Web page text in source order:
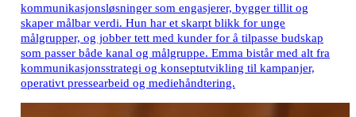
kommunikasjonsløsninger som engasjerer, bygger tillit og
skaper målbar verdi. Hun har et skarpt blikk for unge
målgrupper, og jobber tett med kunder for å tilpasse budskap
som passer både kanal og målgruppe. Emma bistår med alt fra
kommunikasjonsstrategi og konseptutvikling til kampanjer,
operativt pressearbeid og mediehåndtering.